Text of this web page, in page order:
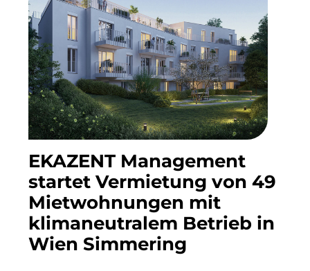
The Verse
United Benefits Holding
INVESTER United Benefits
Ekazent Management
United Climate
Sponsoring
Wealthcap
WEALTHCORE Investment Management
Wemolo
EKAZENT Management
startet Vermietung von 49
Mietwohnungen mit
klimaneutralem Betrieb in
Wien Simmering